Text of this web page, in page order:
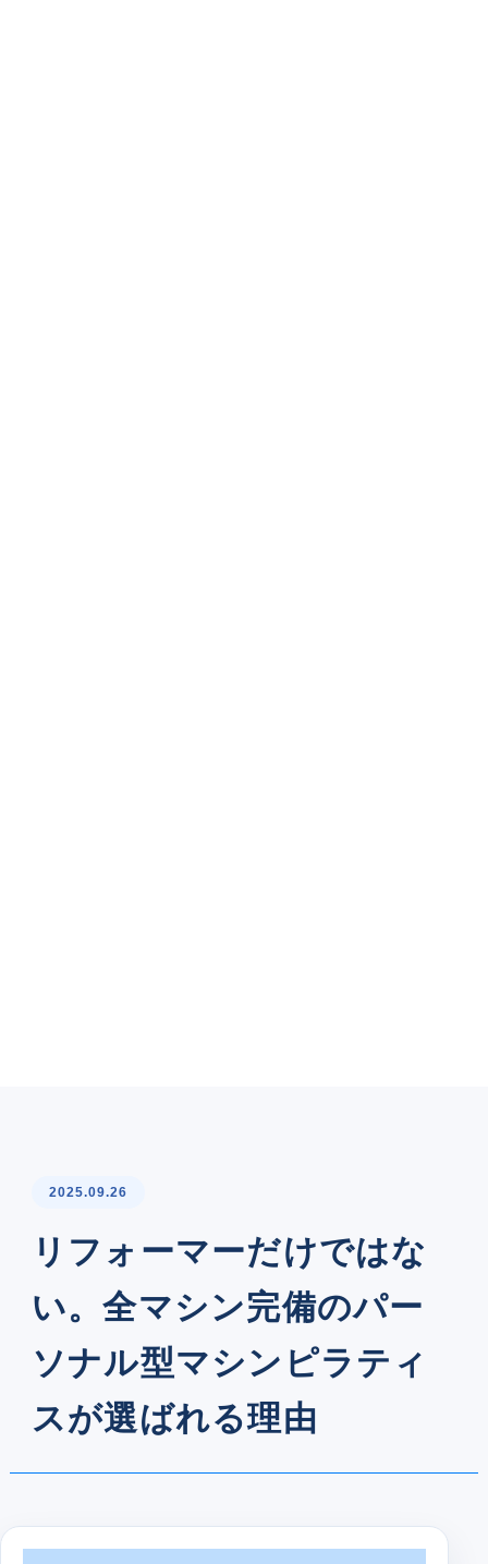
2025.09.26
リフォーマーだけではな
い。全マシン完備のパー
ソナル型マシンピラティ
スが選ばれる理由